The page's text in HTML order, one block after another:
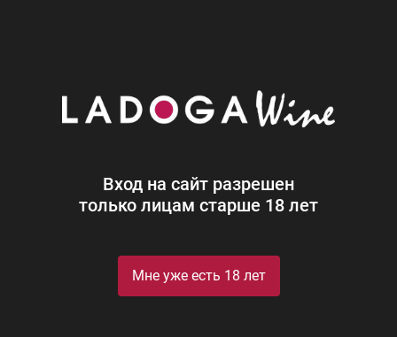
Вход на сайт разрешен
только лицам старше 18 лет
Мне уже есть 18 лет
Африканское Сафари